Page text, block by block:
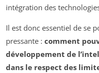
intégration des
Il est donc essentiel de se
pressante : comment
développement de
dans le respect des